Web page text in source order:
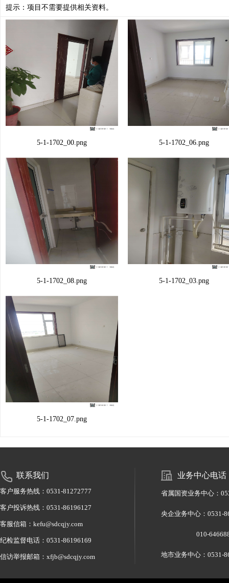
提示：项目不需要提供相关资料。
5-1-1702_00.png 5-1-1702_06.png
5-1-1702_08.png 5-1-1702_03.png
5-1-1702_07.png
联系我们
客户服务热线：0531-81272777
客户投诉热线：0531-86196127
客服信箱：kefu@sdcqjy.com
纪检监督电话：0531-86196169
信访举报邮箱：xfjb@sdcqjy.com
业务中心电话
省属国资业务中心：
央企业务中心：
010-64668860
地市业务中心：0531-